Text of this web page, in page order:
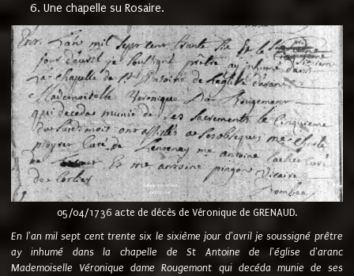
Une chapelle su Rosaire.
05/04/1736 acte de décès de Véronique de GRENAUD.
En l'an mil sept cent trente six le sixième jour d'avril je soussigné prêtre
ay inhumé dans la chapelle de St Antoine de l'église d'aranc
Mademoiselle Véronique dame Rougemont qui decéda munie de ses